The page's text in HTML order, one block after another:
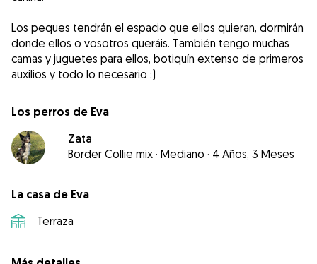
Los peques tendrán el espacio que ellos quieran, dormirán
donde ellos o vosotros queráis. También tengo muchas
camas y juguetes para ellos, botiquín extenso de primeros
auxilios y todo lo necesario :)
Los perros de Eva
Zata
Border Collie mix · Mediano · 4 Años, 3 Meses
La casa de Eva
Terraza